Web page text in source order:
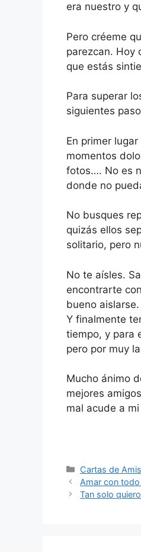
era nuestro y
Pero créeme
parezcan. Hoy
que estás
Para superar
siguientes
En primer
momentos
fotos…. No es
donde no
No busques
quizás ellos
solitario, pero
No te aísles.
encontrarte
bueno aislarse.
Y finalmente
tiempo, y para
pero por muy
Mucho ánimo
mejores
mal acude a
Categories
Cartas de
Amar con
Tan solo